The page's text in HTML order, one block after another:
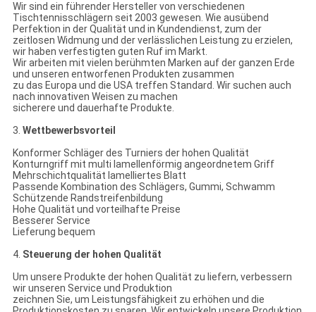
Wir sind ein führender Hersteller von verschiedenen
Tischtennisschlägern seit 2003 gewesen. Wie ausübend
Perfektion in der Qualität und in Kundendienst, zum der
zeitlosen Widmung und der verlässlichen Leistung zu erzielen,
wir haben verfestigten guten Ruf im Markt.
Wir arbeiten mit vielen berühmten Marken auf der ganzen Erde
und unseren entworfenen Produkten zusammen
zu das Europa und die USA treffen Standard. Wir suchen auch
nach innovativen Weisen zu machen
sicherere und dauerhafte Produkte.
3. Wettbewerbsvorteil
Konformer Schläger des Turniers der hohen Qualität
Konturngriff mit multi lamellenförmig angeordnetem Griff
Mehrschichtqualität lamelliertes Blatt
Passende Kombination des Schlägers, Gummi, Schwamm
Schützende Randstreifenbildung
Hohe Qualität und vorteilhafte Preise
Besserer Service
Lieferung bequem
4. Steuerung der hohen Qualität
Um unsere Produkte der hohen Qualität zu liefern, verbessern
wir unseren Service und Produktion
zeichnen Sie, um Leistungsfähigkeit zu erhöhen und die